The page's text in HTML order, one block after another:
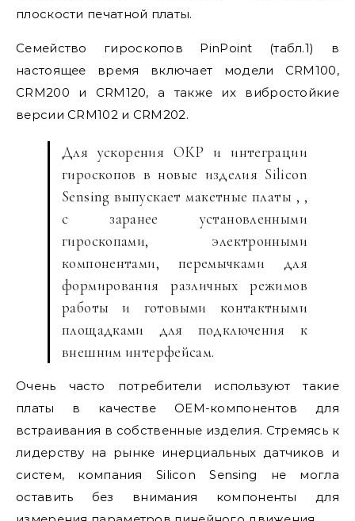
плоскости печатной платы.
Семейство гироскопов PinPoint (табл.1) в
настоящее время включает модели CRM100,
CRM200 и CRM120, а также их вибростойкие
версии CRM102 и CRM202.
Для ускорения ОКР и интеграции
гироскопов в новые изделия Silicon
Sensing выпускает макетные платы , ,
с заранее установленными
гироскопами, электронными
компонентами, перемычками для
формирования различных режимов
работы и готовыми контактными
площадками для подключения к
внешним интерфейсам.
Очень часто потребители используют такие
платы в качестве OEM-компонентов для
встраивания в собственные изделия. Стремясь к
лидерству на рынке инерциальных датчиков и
систем, компания Silicon Sensing не могла
оставить без внимания компоненты для